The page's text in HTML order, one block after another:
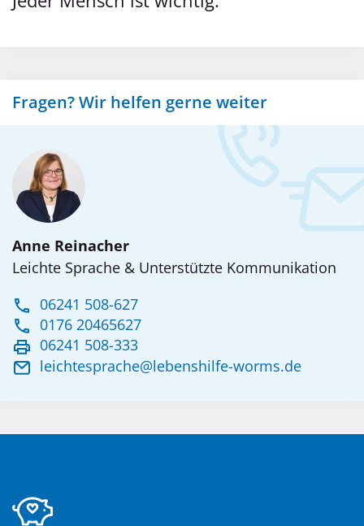
Fragen? Wir helfen gerne weiter
Anne Reinacher
Leichte Sprache & Unterstützte Kommunikation
06241 508-627
0176 20465627
06241 508-333
leichtesprache@lebenshilfe-worms.de